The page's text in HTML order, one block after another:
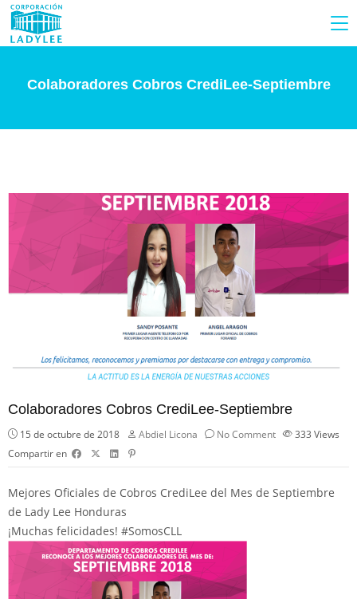
Colaboradores Cobros CrediLee-Septiembre
Colaboradores Cobros CrediLee-Septiembre
15 de octubre de 2018 Abdiel Licona No Comment 333 Views
Compartir en
Mejores Oficiales de Cobros CrediLee del Mes de Septiembre
de Lady Lee Honduras
¡Muchas felicidades! #SomosCLL